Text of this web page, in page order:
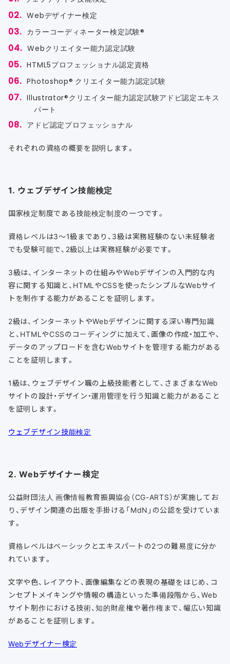
Webデザイナー検定
カラーコーディネーター検定試験®
Webクリエイター能力認定試験
HTML5プロフェッショナル認定資格
Photoshop® クリエイター能力認定試験
Illustrator®クリエイター能力認定試験アドビ認定エキス
パート
アドビ認定プロフェッショナル
それぞれの資格の概要を説明します。
1. ウェブデザイン技能検定
国家検定制度である技能検定制度の一つです。
資格レベルは3〜1級まであり、3級は実務経験のない未経験者
でも受験可能で、2級以上は実務経験が必要です。
3級は、インターネットの仕組みやWebデザインの入門的な内
容に関する知識と、HTMLやCSSを使ったシンプルなWebサイ
トを制作する能力があることを証明します。
2級は、インターネットやWebデザインに関する深い専門知識
と、HTMLやCSSのコーディングに加えて、画像の作成・加工や、
データのアップロードを含むWebサイトを管理する能力がある
ことを証明します。
1級は、ウェブデザイン職の上級技能者として、さまざまなWeb
サイトの設計・デザイン・運用管理を行う知識と能力があること
を証明します。
ウェブデザイン技能検定
2. Webデザイナー検定
公益財団法人 画像情報教育振興協会（CG-ARTS）が実施してお
り、デザイン関連の出版を手掛ける「MdN」の公認を受けていま
す。
資格レベルはベーシックとエキスパートの2つの難易度に分か
れています。
文字や色、レイアウト、画像編集などの表現の基礎をはじめ、コ
ンセプトメイキングや情報の構造といった準備段階から、Web
サイト制作における技術、知的財産権や著作権まで、幅広い知識
があることを証明します。
Webデザイナー検定